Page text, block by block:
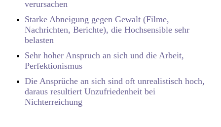
verursachen
Starke Abneigung gegen Gewalt (Filme,
Nachrichten, Berichte), die Hochsensible sehr
belasten
Sehr hoher Anspruch an sich und die Arbeit,
Perfektionismus
Die Ansprüche an sich sind oft unrealistisch hoch,
daraus resultiert Unzufriedenheit bei
Nichterreichung